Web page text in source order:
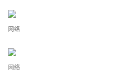
网络
网络